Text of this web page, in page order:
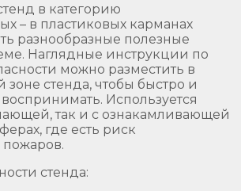
в категорию
– в пластиковых карманах
разнообразные полезные
Наглядные инструкции по
можно разместить в
зоне стенда, чтобы быстро и
Используется
так и с ознакамливающей
где есть риск
стенда: